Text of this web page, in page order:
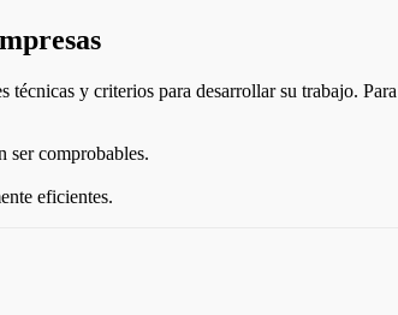
técnicas y criterios para desarrollar su trabajo.
ser comprobables.
eficientes.